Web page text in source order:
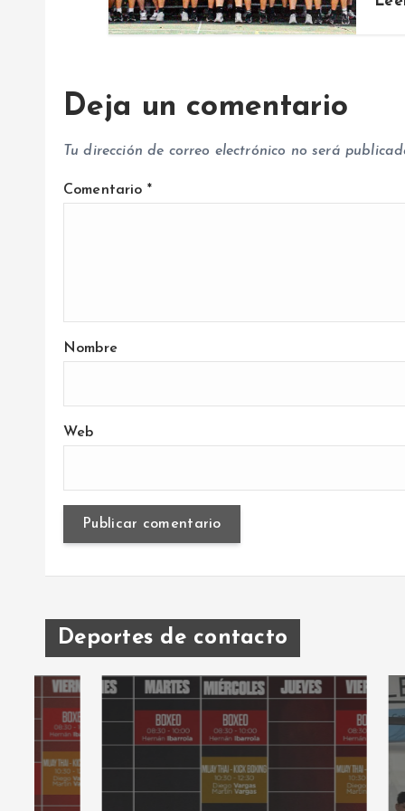
a
d
a
Deja un comentario
Tu dirección de correo electrónico no será
Comentario *
Nombre
Web
Deportes de contacto